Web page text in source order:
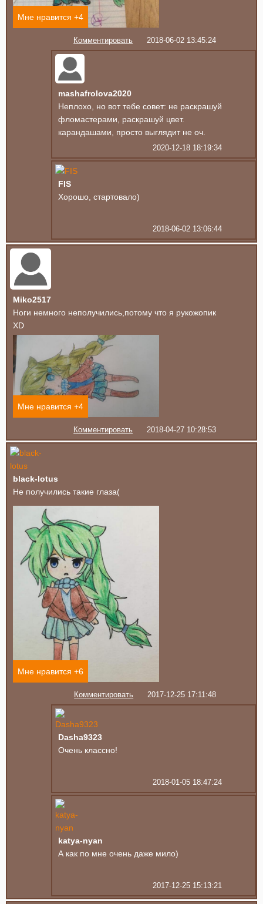
Мне нравится +4
Комментировать 2018-06-02 13:45:24
mashafrolova2020
Неплохо, но вот тебе совет: не раскрашуй
фломастерами, раскрашуй цвет.
карандашами, просто выглядит не оч.
2020-12-18 18:19:34
FIS
Хорошо, стартовало)
2018-06-02 13:06:44
Miko2517
Ноги немного неполучились,потому что я рукожопик
XD
Мне нравится +4
Комментировать 2018-04-27 10:28:53
black-lotus
Не получились такие глаза(
Мне нравится +6
Комментировать 2017-12-25 17:11:48
Dasha9323
Очень классно!
2018-01-05 18:47:24
katya-nyan
А как по мне очень даже мило)
2017-12-25 15:13:21